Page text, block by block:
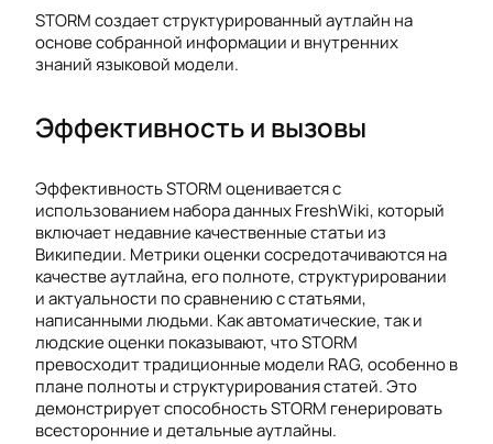
STORM создает структурированный аутлайн на
основе собранной информации и внутренних
знаний языковой модели.
Эффективность и вызовы
Эффективность STORM оценивается с
использованием набора данных FreshWiki, который
включает недавние качественные статьи из
Википедии. Метрики оценки сосредотачиваются на
качестве аутлайна, его полноте, структурировании
и актуальности по сравнению с статьями,
написанными людьми. Как автоматические, так и
людские оценки показывают, что STORM
превосходит традиционные модели RAG, особенно в
плане полноты и структурирования статей. Это
демонстрирует способность STORM генерировать
всесторонние и детальные аутлайны.